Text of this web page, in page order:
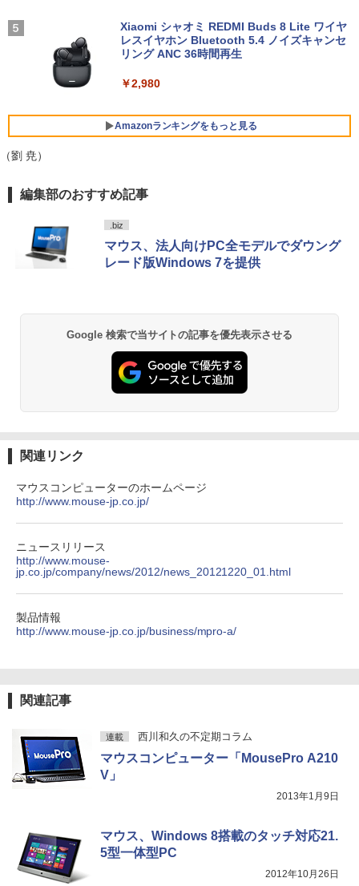
古】【20260611】
￥16,500
5
ible 15-cp0xxx / AMD Ryzen 5 / グラフ
ィックボード Advanced Micro Device
￥124,800
6GB SSD1TB B550 グラボなし
￥9,900
Xiaomi シャオミ REDMI Buds 8 Lite ワイヤ
レスイヤホン Bluetooth 5.4 ノイズキャンセ
リング ANC 36時間再生
￥2,980
Amazonランキングをもっと見る
BRUCE WAYNE feat. Flo Milli, ATL Jacob
[Explicit]
￥250
On My Road (Stadium ver.)
On My Road (Stadium ver.)
￥250
BUGS LIFE
￥250
【Amazon.co.jp限定】 い・ろ・は・す 2L P
ET ラベルレス ×8本
ウォーター ペットボトル 静岡県産 500ミリリ
ットル (Smart Basic)
￥1,380
by Amazon 炭酸水 ラベルレス 500ml ×24本
by Amazon 天然水ラベルレス 2L×9本
ベルレス 650mlPET×24本
薬屋のひとりごと 17巻 (デジタル版ビッグガ
ンガンコミックス)
￥832
ONE PIECE モノクロ版 115 (ジャンプコミッ
HUNTER×HUNTER モノクロ版 39 (ジャンプ
コミックスDIGITAL)
スーパーの裏でヤニ吸うふたり 9巻 (デジタル
￥810
（劉 尭）
編集部のおすすめ記事
.biz
マウス、法人向けPC全モデルでダウング
レード版Windows 7を提供
Google 検索で当サイトの記事を優先表示させる
関連リンク
マウスコンピューターのホームページ
http://www.mouse-jp.co.jp/
ニュースリリース
http://www.mouse-
jp.co.jp/company/news/2012/news_20121220_01.html
製品情報
http://www.mouse-jp.co.jp/business/mpro-a/
関連記事
連載 西川和久の不定期コラム
マウスコンピューター「MousePro A210
V」
2013年1月9日
マウス、Windows 8搭載のタッチ対応21.
5型一体型PC
2012年10月26日